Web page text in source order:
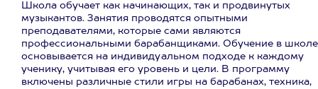
Школа обучает как начинающих, так и продвинутых
музыкантов. Занятия проводятся опытными
преподавателями, которые сами являются
профессиональными барабанщиками. Обучение в школе
основывается на индивидуальном подходе к каждому
ученику, учитывая его уровень и цели. В программу
включены различные стили игры на барабанах, техника,